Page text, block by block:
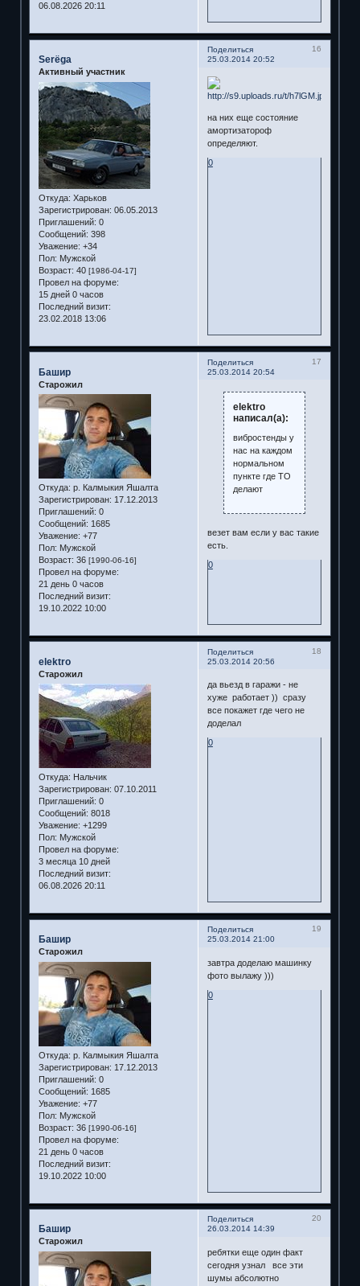
06.08.2026 20:11
Поделиться
16
25.03.2014 20:52
Serёga
Активный участник
Откуда: Харьков
Зарегистрирован: 06.05.2013
Приглашений: 0
Сообщений: 398
Уважение: +34
Пол: Мужской
Возраст: 40 [1986-04-17]
Провел на форуме:
15 дней 0 часов
Последний визит:
23.02.2018 13:06
на них еще состояние
амортизатороф
определяют.
0
Поделиться
17
25.03.2014 20:54
Башир
Старожил
Откуда: р. Калмыкия Яшалта
Зарегистрирован: 17.12.2013
Приглашений: 0
Сообщений: 1685
Уважение: +77
Пол: Мужской
Возраст: 36 [1990-06-16]
Провел на форуме:
21 день 0 часов
Последний визит:
19.10.2022 10:00
elektro
написал(а):
вибростенды у
нас на каждом
нормальном
пункте где ТО
делают
везет вам если у вас такие
есть.
0
Поделиться
18
25.03.2014 20:56
elektro
Старожил
Откуда: Нальчик
Зарегистрирован: 07.10.2011
Приглашений: 0
Сообщений: 8018
Уважение: +1299
Пол: Мужской
Провел на форуме:
3 месяца 10 дней
Последний визит:
06.08.2026 20:11
да вьезд в гаражи - не
хуже работает )) сразу
все покажет где чего не
доделал
0
Поделиться
19
25.03.2014 21:00
Башир
Старожил
Откуда: р. Калмыкия Яшалта
Зарегистрирован: 17.12.2013
Приглашений: 0
Сообщений: 1685
Уважение: +77
Пол: Мужской
Возраст: 36 [1990-06-16]
Провел на форуме:
21 день 0 часов
Последний визит:
19.10.2022 10:00
завтра доделаю машинку
фото вылажу )))
0
Поделиться
20
26.03.2014 14:39
Башир
Старожил
ребятки еще один факт
сегодня узнал все эти
шумы абсолютно